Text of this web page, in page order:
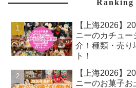
Ranking
【上海2026】
ニーのカチュー
介！種類・売り
ト！
【上海2026】
ニーのお菓子お